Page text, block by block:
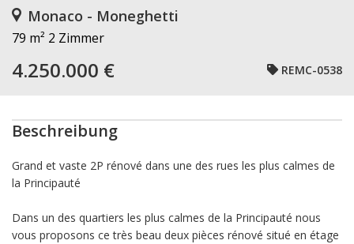
Monaco - Moneghetti
79 m² 2 Zimmer
4.250.000 € REMC-0538
Beschreibung
Grand et vaste 2P rénové dans une des rues les plus calmes de
la Principauté
Dans un des quartiers les plus calmes de la Principauté nous
vous proposons ce très beau deux pièces rénové situé en étage